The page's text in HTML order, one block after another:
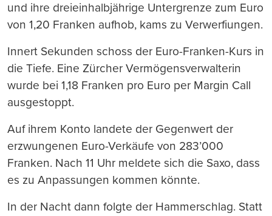
und ihre dreieinhalbjährige Untergrenze zum Euro
von 1,20 Franken aufhob, kams zu Verwerfiungen.
Innert Sekunden schoss der Euro-Franken-Kurs in
die Tiefe. Eine Zürcher Vermögensverwalterin
wurde bei 1,18 Franken pro Euro per Margin Call
ausgestoppt.
Auf ihrem Konto landete der Gegenwert der
erzwungenen Euro-Verkäufe von 283’000
Franken. Nach 11 Uhr meldete sich die Saxo, dass
es zu Anpassungen kommen könnte.
In der Nacht dann folgte der Hammerschlag. Statt